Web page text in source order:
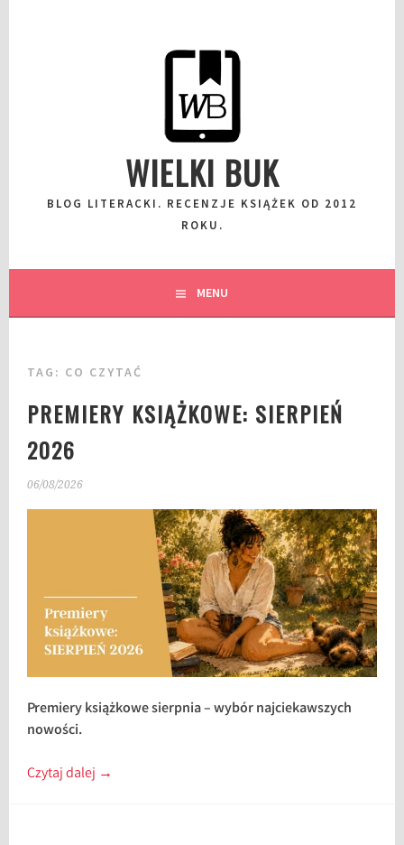
WIELKI BUK
BLOG LITERACKI. RECENZJE KSIĄŻEK OD 2012
ROKU.
MENU
TAG: CO CZYTAĆ
PREMIERY KSIĄŻKOWE: SIERPIEŃ
2026
06/08/2026
Premiery książkowe sierpnia – wybór najciekawszych
nowości.
Czytaj dalej →